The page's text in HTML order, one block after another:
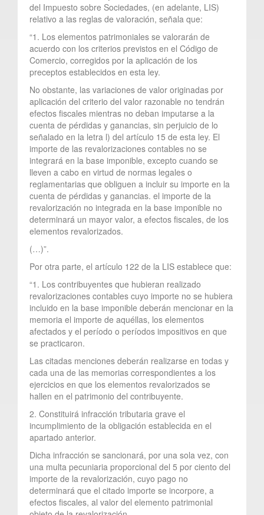
del Impuesto sobre Sociedades, (en adelante, LIS)
relativo a las reglas de valoración, señala que:
“1. Los elementos patrimoniales se valorarán de
acuerdo con los criterios previstos en el Código de
Comercio, corregidos por la aplicación de los
preceptos establecidos en esta ley.
No obstante, las variaciones de valor originadas por
aplicación del criterio del valor razonable no tendrán
efectos fiscales mientras no deban imputarse a la
cuenta de pérdidas y ganancias, sin perjuicio de lo
señalado en la letra l) del artículo 15 de esta ley. El
importe de las revalorizaciones contables no se
integrará en la base imponible, excepto cuando se
lleven a cabo en virtud de normas legales o
reglamentarias que obliguen a incluir su importe en la
cuenta de pérdidas y ganancias. el importe de la
revalorización no integrada en la base imponible no
determinará un mayor valor, a efectos fiscales, de los
elementos revalorizados.
(…)”.
Por otra parte, el artículo 122 de la LIS establece que:
“1. Los contribuyentes que hubieran realizado
revalorizaciones contables cuyo importe no se hubiera
incluido en la base imponible deberán mencionar en la
memoria el importe de aquéllas, los elementos
afectados y el período o períodos impositivos en que
se practicaron.
Las citadas menciones deberán realizarse en todas y
cada una de las memorias correspondientes a los
ejercicios en que los elementos revalorizados se
hallen en el patrimonio del contribuyente.
2. Constituirá infracción tributaria grave el
incumplimiento de la obligación establecida en el
apartado anterior.
Dicha infracción se sancionará, por una sola vez, con
una multa pecuniaria proporcional del 5 por ciento del
importe de la revalorización, cuyo pago no
determinará que el citado importe se incorpore, a
efectos fiscales, al valor del elemento patrimonial